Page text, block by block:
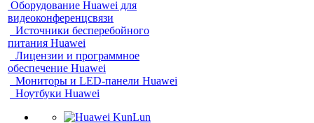
Оборудование Huawei для
видеоконференцсвязи
Источники бесперебойного
питания Huawei
Лицензии и программное
обеспечение Huawei
Мониторы и LED-панели Huawei
Ноутбуки Huawei